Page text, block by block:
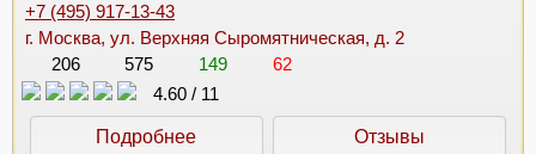
+7 (495) 917-13-43
г. Москва, ул. Верхняя Сыромятническая, д. 2
206
575 149
62
4.60 / 11
Подробнее Отзывы